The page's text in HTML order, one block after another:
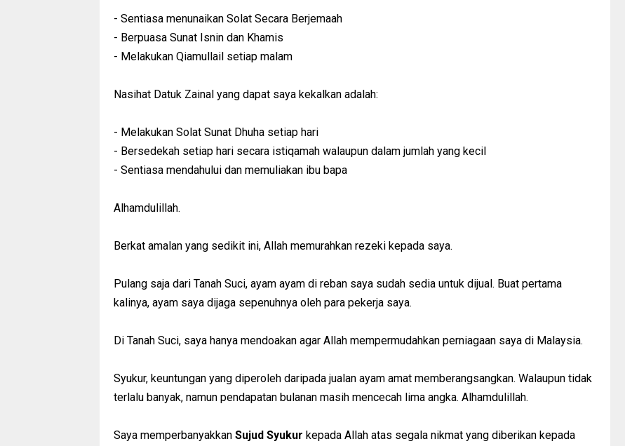
- Sentiasa menunaikan Solat Secara Berjemaah
- Berpuasa Sunat Isnin dan Khamis
- Melakukan Qiamullail setiap malam
Nasihat Datuk Zainal yang dapat saya kekalkan adalah:
- Melakukan Solat Sunat Dhuha setiap hari
- Bersedekah setiap hari secara istiqamah walaupun dalam jumlah yang kecil
- Sentiasa mendahului dan memuliakan ibu bapa
Alhamdulillah.
Berkat amalan yang sedikit ini, Allah memurahkan rezeki kepada saya.
Pulang saja dari Tanah Suci, ayam ayam di reban saya sudah sedia untuk dijual. Buat pertama
kalinya, ayam saya dijaga sepenuhnya oleh para pekerja saya.
Di Tanah Suci, saya hanya mendoakan agar Allah mempermudahkan perniagaan saya di Malaysia.
Syukur, keuntungan yang diperoleh daripada jualan ayam amat memberangsangkan. Walaupun tidak
terlalu banyak, namun pendapatan bulanan masih mencecah lima angka. Alhamdulillah.
Saya memperbanyakkan Sujud Syukur kepada Allah atas segala nikmat yang diberikan kepada